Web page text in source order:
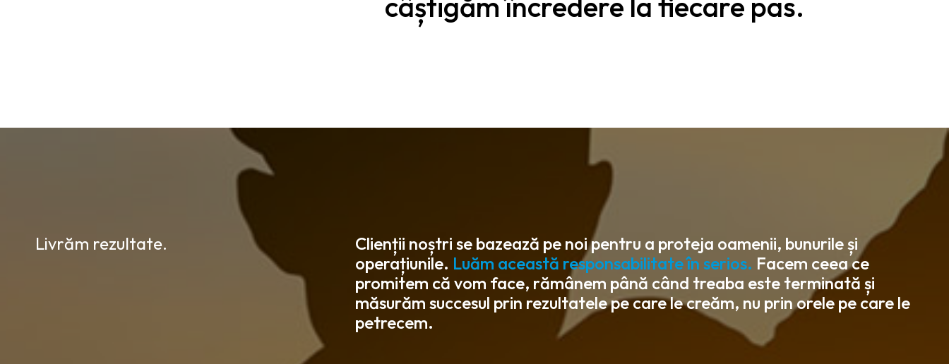
Livrăm rezultate.
Clienții noștri se bazează pe noi pentru a proteja oamenii, bunurile și
operațiunile. Luăm această responsabilitate în serios. Facem ceea ce
promitem că vom face, rămânem până când treaba este terminată și
măsurăm succesul prin rezultatele pe care le creăm, nu prin orele pe care le
petrecem.